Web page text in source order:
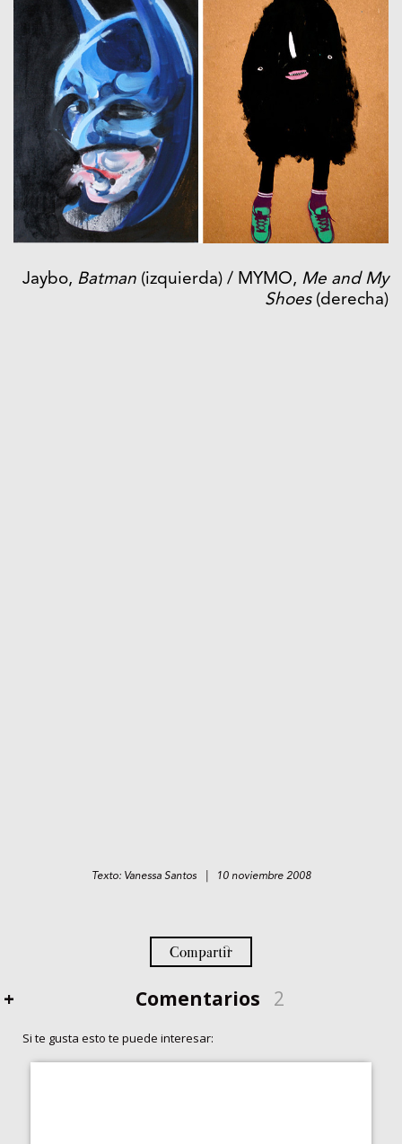
Jaybo, Batman (izquierda) / MYMO, Me and My
Shoes(derecha)
Texto: Vanessa Santos | 10 noviembre 2008
Compartir
+ Comentarios 2
Si te gusta esto te puede interesar: